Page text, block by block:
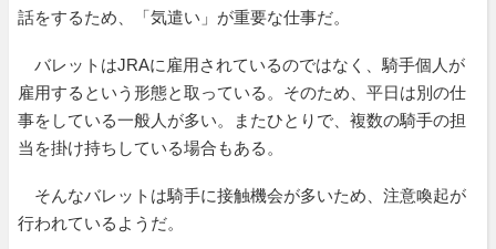
話をするため、「気遣い」が重要な仕事だ。
バレットはJRAに雇用されているのではなく、騎手個人が
雇用するという形態と取っている。そのため、平日は別の仕
事をしている一般人が多い。またひとりで、複数の騎手の担
当を掛け持ちしている場合もある。
そんなバレットは騎手に接触機会が多いため、注意喚起が
行われているようだ。